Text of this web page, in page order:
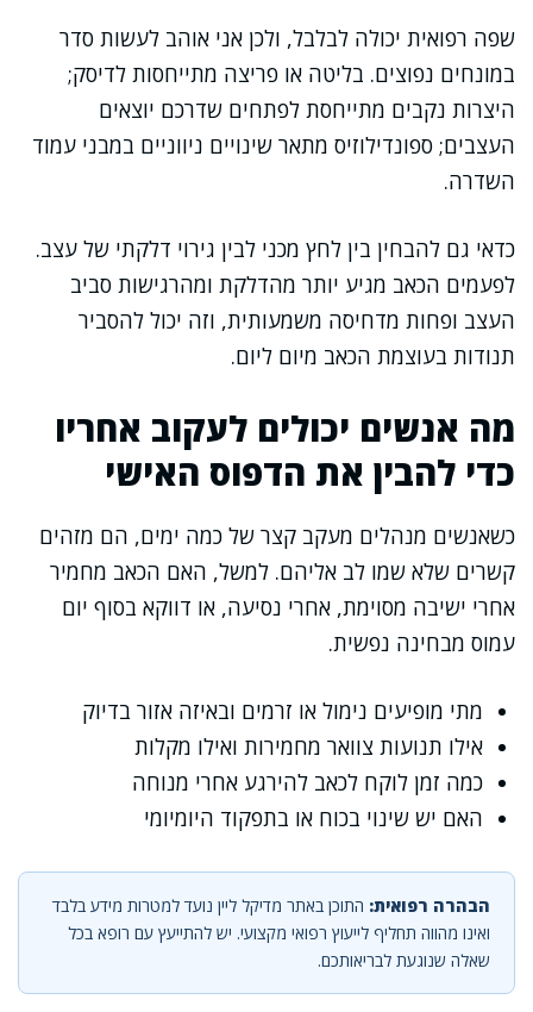
שפה רפואית יכולה לבלבל, ולכן אני אוהב לעשות סדר
במונחים נפוצים. בליטה או פריצה מתייחסות לדיסק;
היצרות נקבים מתייחסת לפתחים שדרכם יוצאים
העצבים; ספונדילוזיס מתאר שינויים ניווניים במבני עמוד
השדרה.
כדאי גם להבחין בין לחץ מכני לבין גירוי דלקתי של עצב.
לפעמים הכאב מגיע יותר מהדלקת ומהרגישות סביב
העצב ופחות מדחיסה משמעותית, וזה יכול להסביר
תנודות בעוצמת הכאב מיום ליום.
מה אנשים יכולים לעקוב אחריו
כדי להבין את הדפוס האישי
כשאנשים מנהלים מעקב קצר של כמה ימים, הם מזהים
קשרים שלא שמו לב אליהם. למשל, האם הכאב מחמיר
אחרי ישיבה מסוימת, אחרי נסיעה, או דווקא בסוף יום
עמוס מבחינה נפשית.
מתי מופיעים נימול או זרמים ובאיזה אזור בדיוק
אילו תנועות צוואר מחמירות ואילו מקלות
כמה זמן לוקח לכאב להירגע אחרי מנוחה
האם יש שינוי בכוח או בתפקוד היומיומי
הבהרה רפואית: התוכן באתר מדיקל ליין נועד למטרות מידע בלבד
ואינו מהווה תחליף לייעוץ רפואי מקצועי. יש להתייעץ עם רופא בכל
שאלה שנוגעת לבריאותכם.